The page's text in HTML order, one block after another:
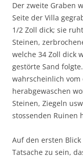
Der zweite Graben
Seite der Villa
1/2 Zoll dick; sie
Steinen,
welche 34 Zoll dick
gestörte Sand
wahrscheinlich vom
herabgewaschen
Steinen, Ziegeln
stossenden Ruinen
Auf den ersten
Tatsache zu sein,